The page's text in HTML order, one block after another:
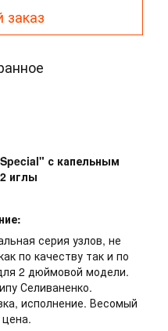
с капельным
иглы
серия узлов, не
по качеству так и по
2 дюймовой модели.
Селиваненко.
исполнение. Весомый